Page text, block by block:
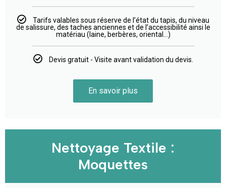
Tarifs valables sous réserve de l’état du tapis, du niveau
de salissure, des taches anciennes et de l’accessibilité ainsi le
matériau (laine, berbères, oriental…)
Devis gratuit - Visite avant validation du devis.
En savoir plus
Nettoyage Textile :
Moquettes